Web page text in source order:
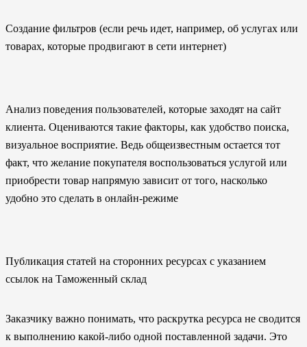
Создание фильтров (если речь идет, например, об услугах или
товарах, которые продвигают в сети интернет)
Анализ поведения пользователей, которые заходят на сайт
клиента. Оцениваются такие факторы, как удобство поиска,
визуальное восприятие. Ведь общеизвестным остается тот
факт, что желание покупателя воспользоваться услугой или
приобрести товар напрямую зависит от того, насколько
удобно это сделать в онлайн-режиме
Публикация статей на сторонних ресурсах с указанием
ссылок на Таможенный склад
Заказчику важно понимать, что раскрутка ресурса не сводится
к выполнению какой-либо одной поставленной задачи. Это